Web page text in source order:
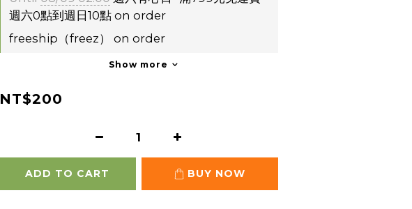
週六0點到週日10點 on order
freeship（freez） on order
Show more
NT$200
ADD TO CART BUY NOW